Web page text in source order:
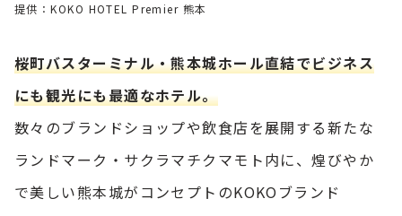
提供：KOKO HOTEL Premier 熊本
桜町バスターミナル・熊本城ホール直結でビジネス
にも観光にも最適なホテル。
数々のブランドショップや飲食店を展開する新たな
ランドマーク・サクラマチクマモト内に、煌びやか
で美しい熊本城がコンセプトのKOKOブランド